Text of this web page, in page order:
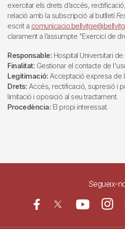
exercitar els drets d’accés,
relació amb la subscripció al butlletí
escrit a
clarament a l’assumpte "Exercici de
Responsable: Hospital Universitari de
Finalitat: Gestionar el contacte de
Legitimació: Acceptació expresa de
Drets: Accés, rectificació, supresió i
limitació i oposició al seu tractament.
Procedència: El propi interessat.
Segueix-